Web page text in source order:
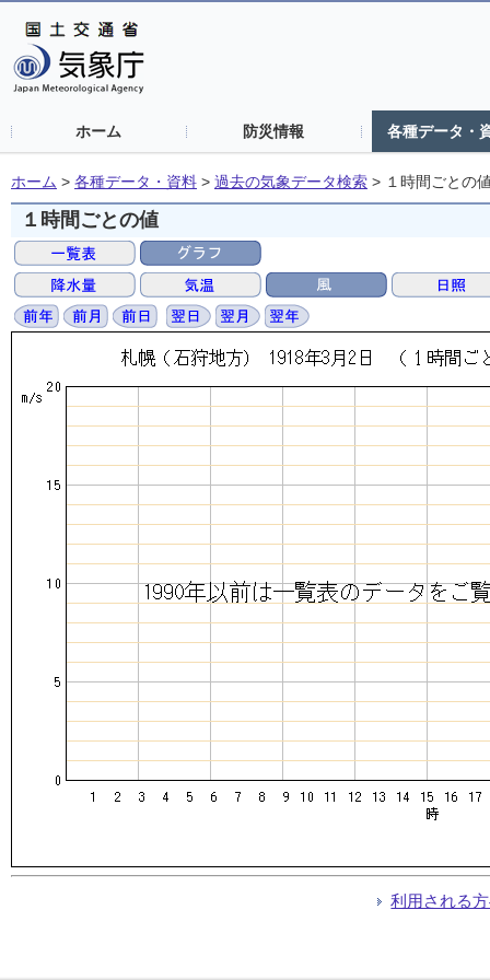
ホーム 防災情報 各種データ・
ホーム > 各種データ・資料 > 過去の気象データ検索 > １時間ごとの
１時間ごとの値
利用される